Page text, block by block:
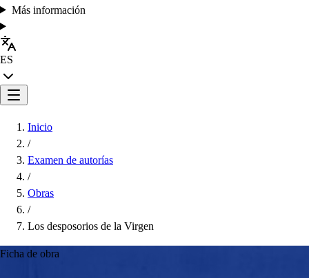
Más información
ES
Inicio
/
Examen de autorías
/
Obras
/
Los desposorios de la Virgen
Ficha de obra